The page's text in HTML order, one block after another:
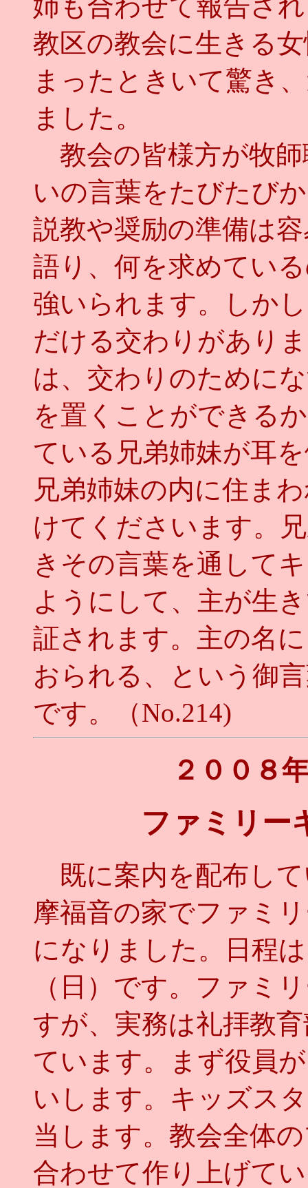
教区の教会に生きる
まったときいて驚き
ました。
教会の皆様方が牧
いの言葉をたびたび
説教や奨励の準備は
語り、何を求めてい
強いられます。しか
だける交わりがあり
は、交わりのために
を置くことができる
ている兄弟姉妹が耳
兄弟姉妹の内に住ま
けてくださいます。
きその言葉を通して
ようにして、主が生
証されます。主の名
おられる、という御
です。（No.214)
２００
ファミリー
既に案内を配布し
摩福音の家でファミ
になりました。日程
（日）です。ファミ
すが、実務は礼拝教
ています。まず役員
いします。キッズス
当します。教会全体
合わせて作り上げて